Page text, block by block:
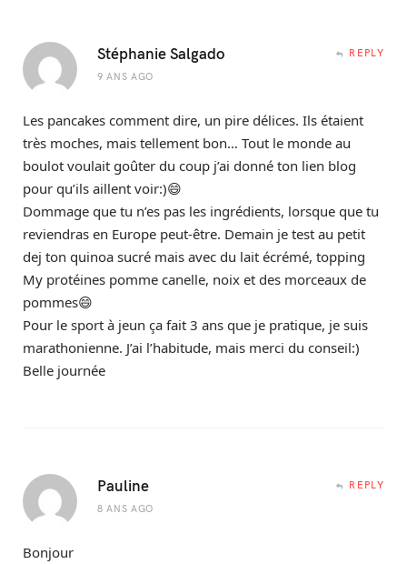
Stéphanie Salgado
9 ANS AGO
REPLY
Les pancakes comment dire, un pire délices. Ils étaient
très moches, mais tellement bon… Tout le monde au
boulot voulait goûter du coup j’ai donné ton lien blog
pour qu’ils aillent voir:)😄
Dommage que tu n’es pas les ingrédients, lorsque que tu
reviendras en Europe peut-être. Demain je test au petit
dej ton quinoa sucré mais avec du lait écrémé, topping
My protéines pomme canelle, noix et des morceaux de
pommes😄
Pour le sport à jeun ça fait 3 ans que je pratique, je suis
marathonienne. J’ai l’habitude, mais merci du conseil:)
Belle journée
Pauline
8 ANS AGO
REPLY
Bonjour